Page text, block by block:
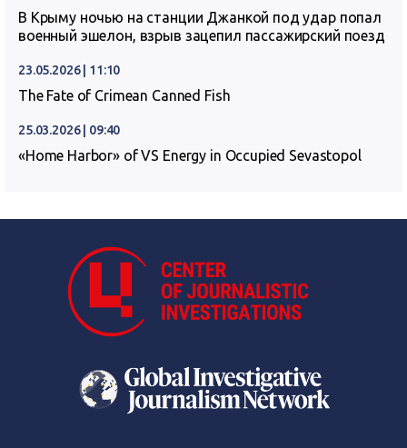
В Крыму ночью на станции Джанкой под удар попал
военный эшелон, взрыв зацепил пассажирский поезд
23.05.2026 | 11:10
The Fate of Crimean Canned Fish
25.03.2026 | 09:40
«Home Harbor» of VS Energy in Occupied Sevastopol